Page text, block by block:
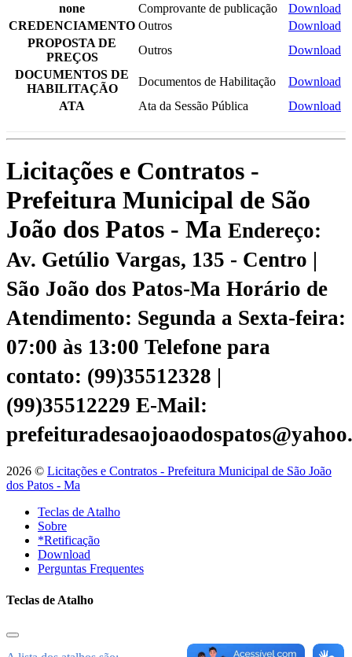
none
Comprovante de publicação
Download
CREDENCIAMENTO Outros
Download
PROPOSTA DE
PREÇOS
Outros
Download
DOCUMENTOS DE
HABILITAÇÃO
Documentos de Habilitação
Download
ATA
Ata da Sessão Pública Download
Licitações e Contratos -
Prefeitura Municipal de São
João dos Patos - Ma Endereço:
Av. Getúlio Vargas, 135 - Centro |
São João dos Patos-Ma Horário de
Atendimento: Segunda a Sexta-feira:
07:00 às 13:00 Telefone para
contato: (99)35512328 |
(99)35512229 E-Mail:
2026 © Licitações e Contratos - Prefeitura Municipal de São João
dos Patos - Ma
Teclas de Atalho
Sobre
*Retificação
Download
Perguntas Frequentes
Teclas de Atalho